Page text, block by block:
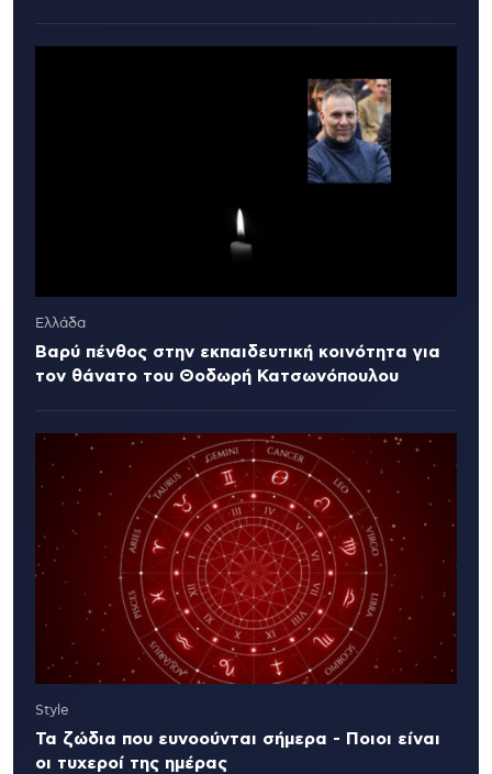
Ελλάδα
Βαρύ πένθος στην εκπαιδευτική κοινότητα για
τον θάνατο του Θοδωρή Κατσωνόπουλου
Style
Τα ζώδια που ευνοούνται σήμερα - Ποιοι είναι
οι τυχεροί της ημέρας